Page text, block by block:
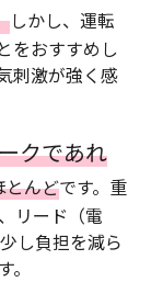
しかし、運転
をおすすめし
刺激が強く感
クであれ
とんどです。重
リード（電
し負担を減ら